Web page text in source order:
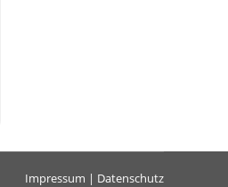
Impressum | Datenschutz